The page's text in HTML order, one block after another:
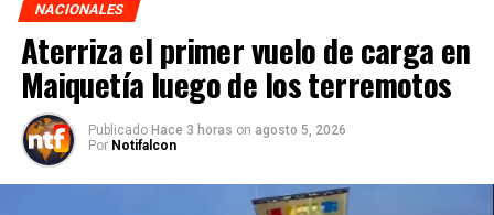
NACIONALES
Aterriza el primer vuelo de carga en
Maiquetía luego de los terremotos
Publicado Hace 3 horas on agosto 5, 2026
Por Notifalcon